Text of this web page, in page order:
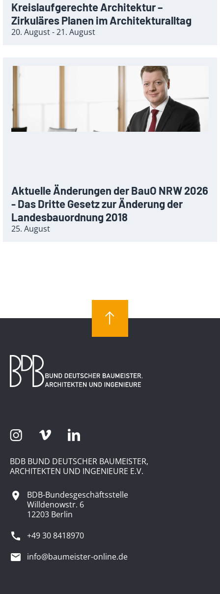
Kreislaufgerechte Architektur –
Zirkuläres Planen im Architekturalltag
20. August - 21. August
Aktuelle Änderungen der BauO NRW 2026
- Das Dritte Gesetz zur Änderung der
Landesbauordnung 2018
25. August
BDB BUND DEUTSCHER BAUMEISTER,
ARCHITEKTEN UND INGENIEURE E.V.
BDB-Bundesgeschäftsstelle
Willdenowstr. 6
12203 Berlin
+49 30 8418970
info@baumeister-online.de